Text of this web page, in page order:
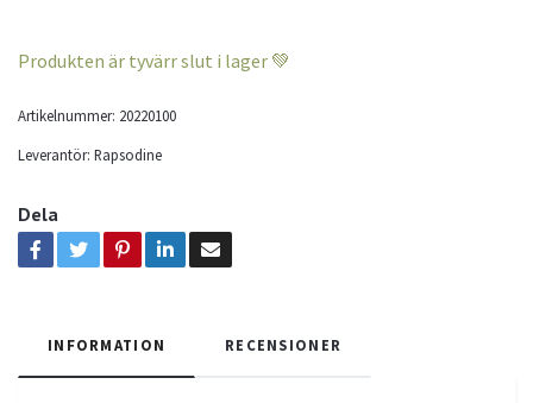
Produkten är tyvärr slut i lager 💚
Artikelnummer: 20220100
Leverantör: Rapsodine
Dela
INFORMATION RECENSIONER